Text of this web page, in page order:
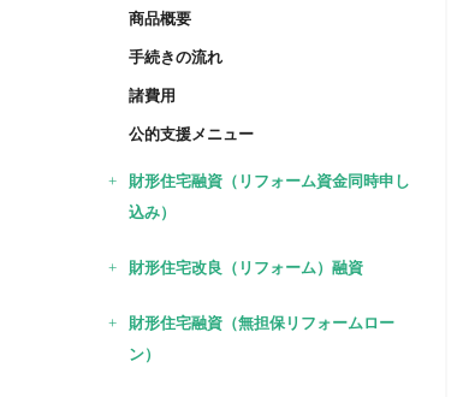
商品概要
手続きの流れ
諸費用
公的支援メニュー
財形住宅融資（リフォーム資金同時申し
込み）
財形住宅改良（リフォーム）融資
財形住宅融資（無担保リフォームロー
ン）